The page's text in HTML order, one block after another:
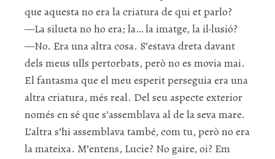
que aquesta no era la criatura de qui et parlo?
—La silueta no ho era; la… la imatge, la il·lusió?
—No. Era una altra cosa. S’estava dreta davant
dels meus ulls pertorbats, però no es movia mai.
El fantasma que el meu esperit perseguia era una
altra criatura, més real. Del seu aspecte exterior
només en sé que s’assemblava al de la seva mare.
L’altra s’hi assemblava també, com tu, però no era
la mateixa. M’entens, Lucie? No gaire, oi? Em